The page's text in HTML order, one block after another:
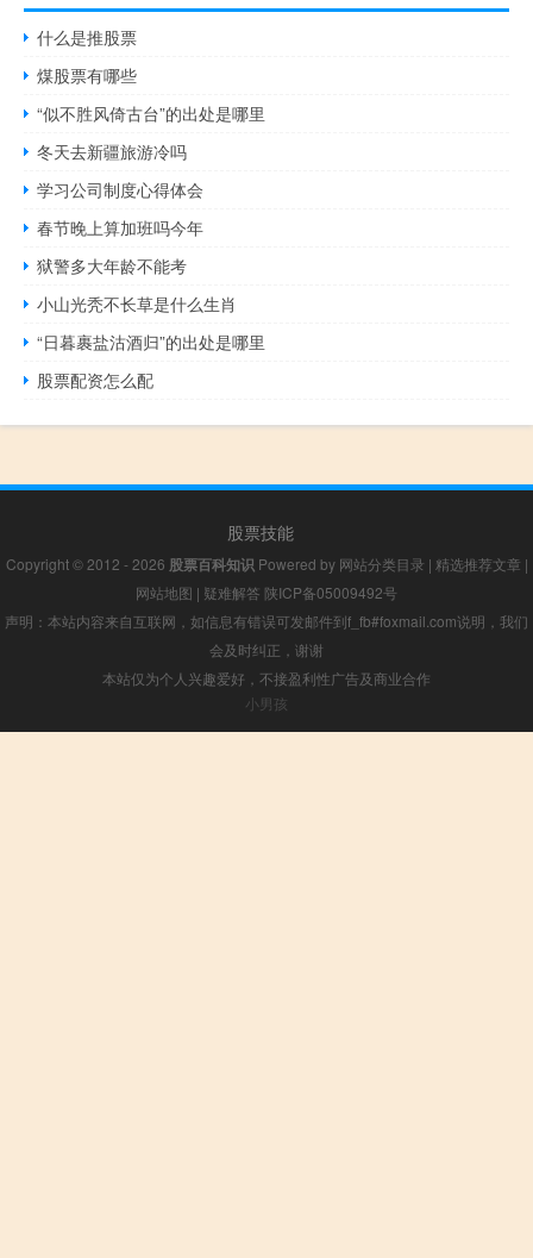
什么是推股票
煤股票有哪些
“似不胜风倚古台”的出处是哪里
冬天去新疆旅游冷吗
学习公司制度心得体会
春节晚上算加班吗今年
狱警多大年龄不能考
小山光秃不长草是什么生肖
“日暮裹盐沽酒归”的出处是哪里
股票配资怎么配
股票技能
Copyright © 2012 - 2026 股票百科知识 Powered by 网站分类目录 | 精选推荐文章 |
网站地图 | 疑难解答 陕ICP备05009492号
声明：本站内容来自互联网，如信息有错误可发邮件到f_fb#foxmail.com说明，我们
会及时纠正，谢谢
本站仅为个人兴趣爱好，不接盈利性广告及商业合作
小男孩